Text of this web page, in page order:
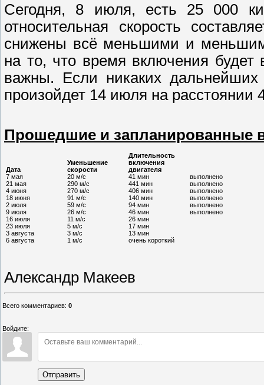
Сегодня, 8 июля, есть 25 000
относительная скорость
снижены всё меньшими и
на то, что время включения
важны. Если никаких
произойдет 14 июля на расстоянии
Прошедшие и запланированные
Дата
7 мая
21 мая
4 июня
18 июня
2 июля
9 июля
16 июля
23 июля
3 августа
6 августа
Уменьшение
скорости
20 м/с
290 м/с
270 м/с
91 м/с
59 м/с
26 м/с
11 м/с
5 м/с
3 м/с
1 м/с
Длительность
включения
двигателя
41 мин
441 мин
406 мин
140 мин
94 мин
46 мин
26 мин
17 мин
13 мин
очень короткий
выполнено
выполнено
выполнено
выполнено
выполнено
выполнено
Александр Макеев
Всего комментариев: 0
Войдите:
Отправить